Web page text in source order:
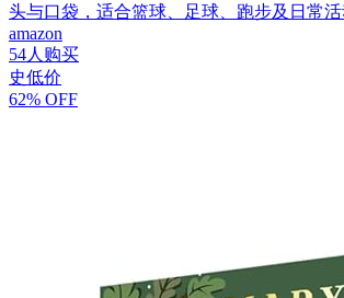
头与口袋，适合篮球、足球、跑步及日常
amazon
54人购买
史低价
62% OFF